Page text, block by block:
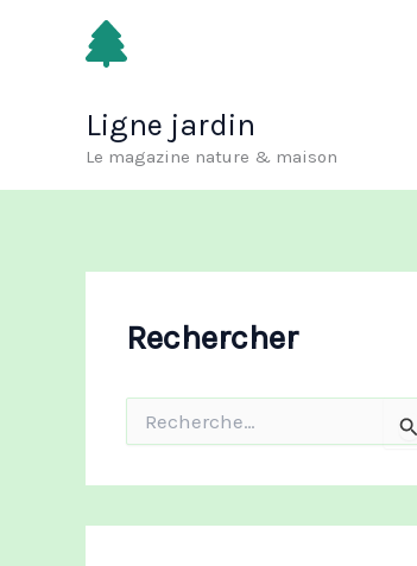
Ligne jardin
Le magazine nature & maison
Rechercher
r